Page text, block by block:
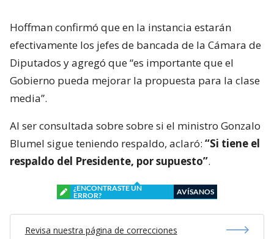
Hoffman confirmó que en la instancia estarán
efectivamente los jefes de bancada de la Cámara de
Diputados y agregó que “es importante que el
Gobierno pueda mejorar la propuesta para la clase
media”.
Al ser consultada sobre sobre si el ministro Gonzalo
Blumel sigue teniendo respaldo, aclaró: “Si tiene el
respaldo del Presidente, por supuesto”.
¿ENCONTRASTE UN
ERROR?
AVÍSANOS
Revisa nuestra página de correcciones